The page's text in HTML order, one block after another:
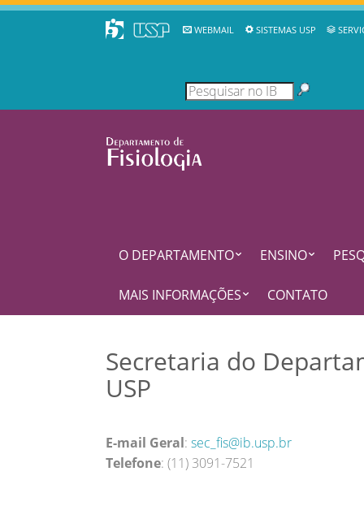
WEBMAIL SISTEMAS USP
O DEPARTAMENTO ENSINO
MAIS INFORMAÇÕES CONTATO
Secretaria do
USP
E-mail Geral: sec_fis@ib.usp.br
Telefone: (11) 3091-7521